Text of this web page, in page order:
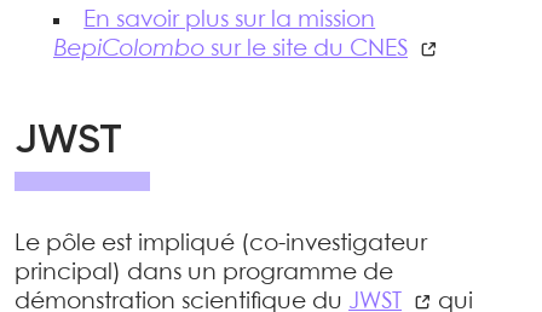
En savoir plus sur la mission
BepiColombo sur le site du CNES
JWST
Le pôle est impliqué (co-investigateur
principal) dans un programme de
démonstration scientifique du JWST qui